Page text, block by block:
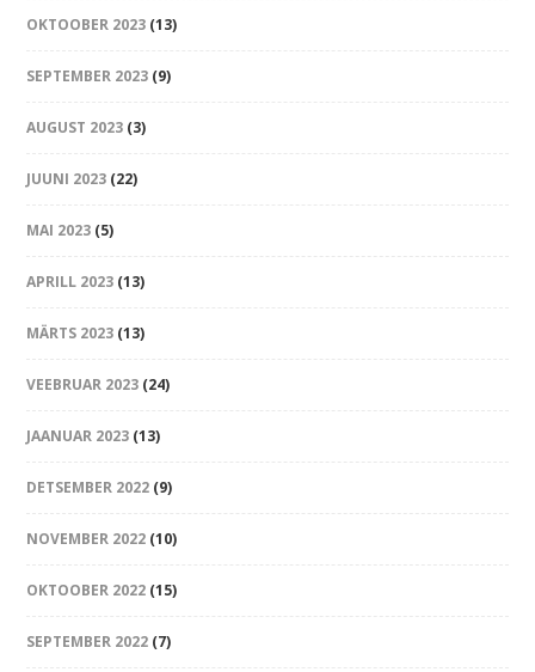
OKTOOBER 2023 (13)
SEPTEMBER 2023 (9)
AUGUST 2023 (3)
JUUNI 2023 (22)
MAI 2023 (5)
APRILL 2023 (13)
MÄRTS 2023 (13)
VEEBRUAR 2023 (24)
JAANUAR 2023 (13)
DETSEMBER 2022 (9)
NOVEMBER 2022 (10)
OKTOOBER 2022 (15)
SEPTEMBER 2022 (7)